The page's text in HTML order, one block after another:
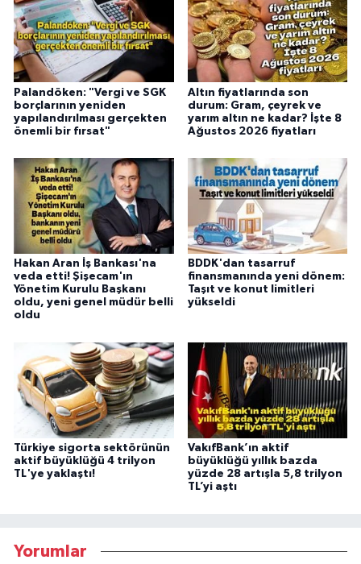
Palandöken: "Vergi ve SGK
borçlarının yeniden
yapılandırılması gerçekten
önemli bir fırsat"
Altın fiyatlarında son
durum: Gram, çeyrek ve
yarım altın ne kadar? İşte 8
Ağustos 2026 fiyatları
Hakan Aran İş Bankası'na
veda etti! Şişecam'ın
Yönetim Kurulu Başkanı
oldu, yeni genel müdür belli
oldu
BDDK'dan tasarruf
finansmanında yeni dönem:
Taşıt ve konut limitleri
yükseldi
Türkiye sigorta sektörünün
aktif büyüklüğü 4 trilyon
TL'ye yaklaştı!
VakıfBank’ın aktif
büyüklüğü yıllık bazda
yüzde 28 artışla 5,8 trilyon
TL’yi aştı
Yorumlar